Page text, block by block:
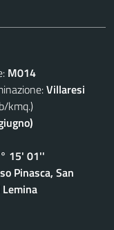
M014
Villaresi
kmq.)
15' 01''
Pinasca, San